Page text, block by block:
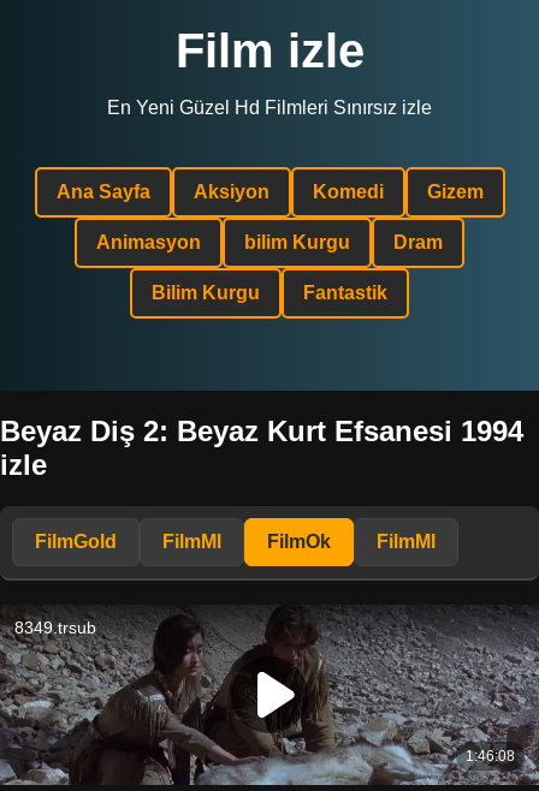
Film izle
En Yeni Güzel Hd Filmleri Sınırsız izle
Ana Sayfa Aksiyon Komedi Gizem
Animasyon bilim Kurgu Dram
Bilim Kurgu Fantastik
Beyaz Diş 2: Beyaz Kurt Efsanesi 1994
izle
FilmGold FilmMl FilmOk FilmMl